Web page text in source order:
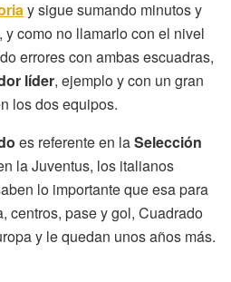
y sigue sumando minutos y
como no llamarlo con el nivel
errores con ambas escuadras,
líder, ejemplo y con un gran
los dos equipos.
es referente en laSelección
la Juventus, los italianos
lo importante que esa para
centros, pase y gol, Cuadrado
y le quedan unos años más.